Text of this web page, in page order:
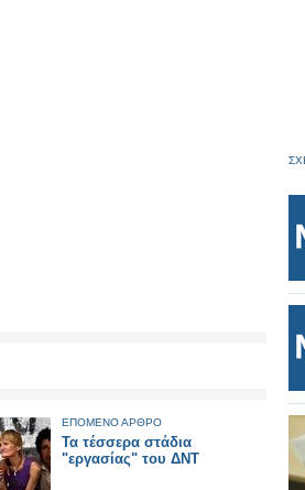
ΕΠΟΜΕΝΟ ΑΡΘΡΟ
Τα τέσσερα στάδια
"εργασίας" του ΔΝΤ